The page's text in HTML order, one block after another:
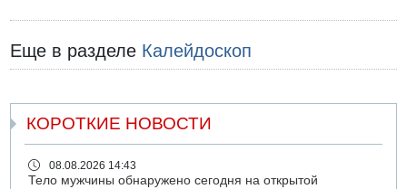
Еще в разделе Калейдоскоп
КОРОТКИЕ НОВОСТИ
08.08.2026 14:43
Тело мужчины обнаружено сегодня на открытой